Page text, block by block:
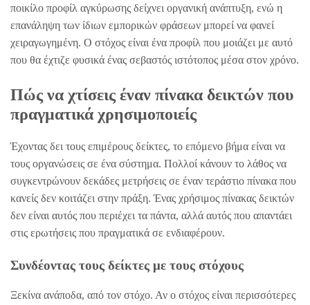
ποικίλο προφίλ αγκύρωσης δείχνει οργανική ανάπτυξη, ενώ η
επανάληψη των ίδιων εμπορικών φράσεων μπορεί να φανεί
χειραγωγημένη. Ο στόχος είναι ένα προφίλ που μοιάζει με αυτό
που θα έχτιζε φυσικά ένας σεβαστός ιστότοπος μέσα στον χρόνο.
Πώς να χτίσεις έναν πίνακα δεικτών που
πραγματικά χρησιμοποιείς
Έχοντας δει τους επιμέρους δείκτες, το επόμενο βήμα είναι να
τους οργανώσεις σε ένα σύστημα. Πολλοί κάνουν το λάθος να
συγκεντρώνουν δεκάδες μετρήσεις σε έναν τεράστιο πίνακα που
κανείς δεν κοιτάζει στην πράξη. Ένας χρήσιμος πίνακας δεικτών
δεν είναι αυτός που περιέχει τα πάντα, αλλά αυτός που απαντάει
στις ερωτήσεις που πραγματικά σε ενδιαφέρουν.
Συνδέοντας τους δείκτες με τους στόχους
Ξεκίνα ανάποδα, από τον στόχο. Αν ο στόχος είναι περισσότερες